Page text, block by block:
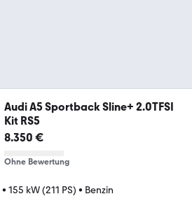
Audi A5 Sportback Sline+ 2.0TFSI
Kit RS5
8.350 €
Ohne Bewertung
• 155 kW (211 PS) • Benzin